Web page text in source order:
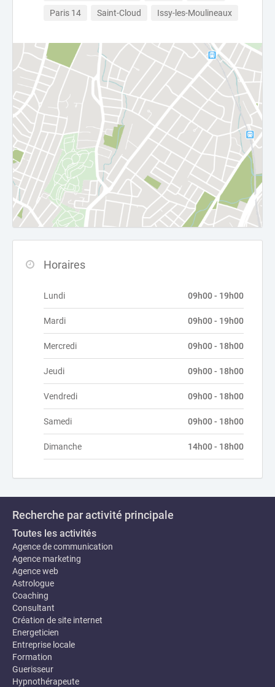
Paris 14
Saint-Cloud Issy-les-Moulineaux
Horaires
Lundi 09h00 - 19h00
Mardi 09h00 - 19h00
Mercredi 09h00 - 18h00
Jeudi 09h00 - 18h00
Vendredi 09h00 - 18h00
Samedi 09h00 - 18h00
Dimanche 14h00 - 18h00
Recherche par activité principale
Toutes les activités
Agence de communication
Agence marketing
Agence web
Astrologue
Coaching
Consultant
Création de site internet
Energeticien
Entreprise locale
Formation
Guerisseur
Hypnothérapeute